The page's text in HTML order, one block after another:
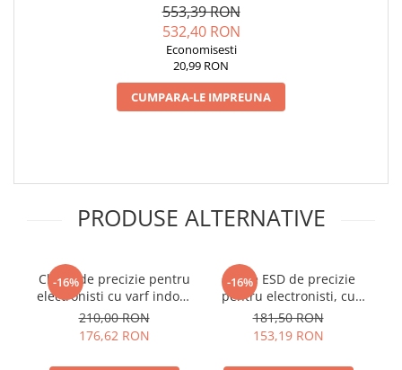
553,39 RON
532,40 RON
Economisesti
20,99 RON
CUMPARA-LE IMPREUNA
PRODUSE ALTERNATIVE
-16%
Cleste de precizie pentru
electronisti cu varf indoit,
Knipex 35 82 145
210,00 RON
176,62 RON
-16%
Cleste ESD de precizie
pentru electronisti, cu
varf plat, Knipex 35 12
115 ESD
181,50 RON
153,19 RON